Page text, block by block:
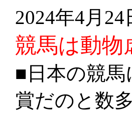
2024年4月24
競馬は動
■日本の競
賞だのと数